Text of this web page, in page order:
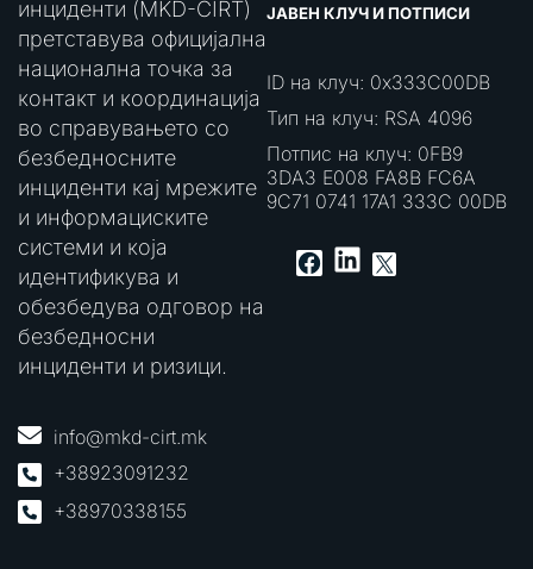
инциденти (MKD-CIRT)
претставува официјална
национална точка за
контакт и координација
во справувањето со
безбедносните
инциденти кај мрежите
и информациските
системи и која
идентификува и
обезбедува одговор на
безбедносни
инциденти и ризици.
info@mkd-cirt.mk
+38923091232
+38970338155
ЈАВЕН КЛУЧ И ПОТПИСИ
ID на клуч: 0x333C00DB
Тип на клуч: RSA 4096
Потпис на клуч: 0FB9
3DA3 E008 FA8B FC6A
9C71 0741 17A1 333C 00DB
Facebook
LinkedIn
X